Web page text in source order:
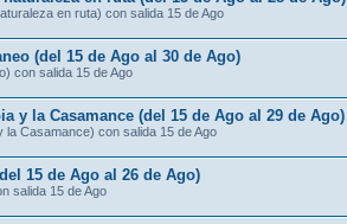
en ruta) con salida 15 de Ago
(del 15 de Ago al 30 de Ago)
con salida 15 de Ago
y la Casamance (del 15 de Ago al 29 de Ago)
la Casamance) con salida 15 de Ago
15 de Ago al 26 de Ago)
salida 15 de Ago